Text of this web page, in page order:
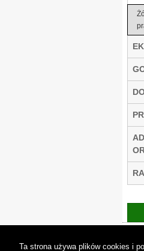
Ta strona używa plików cookies i